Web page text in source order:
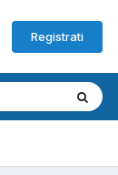
Registrati